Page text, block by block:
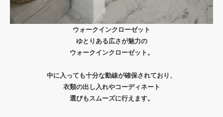
ウォークインクローゼット
ゆとりある広さが魅力の
ウォークインクローゼット。
中に入っても十分な動線が確保されており、
衣類の出し入れやコーディネート
選びもスムーズに行えます。